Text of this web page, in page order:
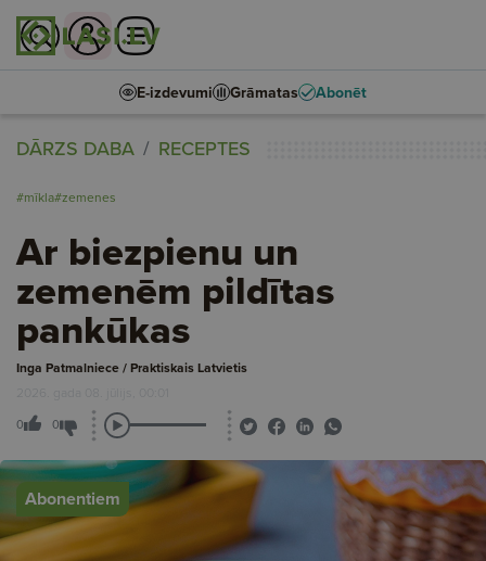
E-izdevumi Grāmatas Abonēt
DĀRZS DABA RECEPTES
#mīkla#zemenes
Ar biezpienu un
zemenēm pildītas
pankūkas
Inga Patmalniece / Praktiskais Latvietis
2026. gada 08. jūlijs, 00:01
0 0
Abonentiem